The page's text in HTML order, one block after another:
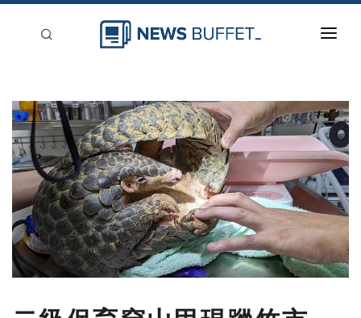
新聞稿分類
登入
刊登